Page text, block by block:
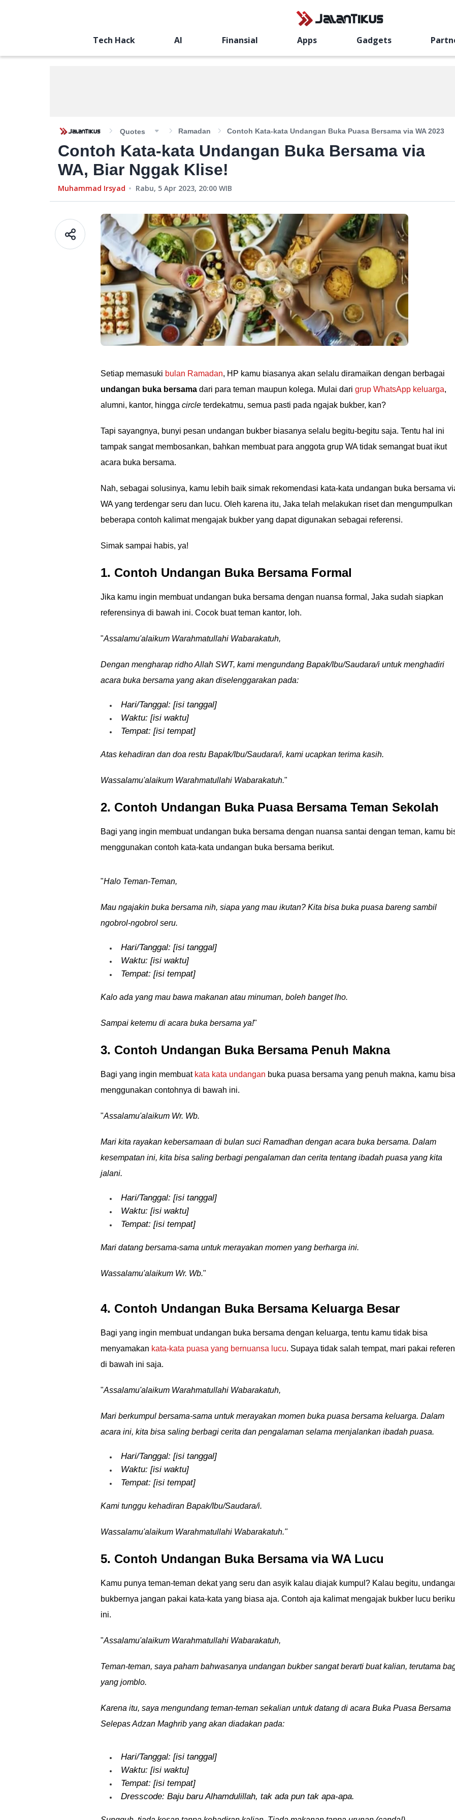
Tech Hack AI Finansial Apps Gadgets
Quotes Ramadan Contoh Kata-kata Undangan Buka Puasa Bersama via WA 2023
Contoh Kata-kata Undangan Buka Bersama via
WA, Biar Nggak Klise!
Muhammad Irsyad Rabu, 5 Apr 2023, 20:00 WIB
Setiap memasuki bulan Ramadan, HP kamu biasanya akan selalu diramaikan dengan berbagai
undangan buka bersama dari para teman maupun kolega. Mulai dari grup WhatsApp keluarga,
alumni, kantor, hingga circle terdekatmu, semua pasti pada ngajak bukber, kan?
Tapi sayangnya, bunyi pesan undangan bukber biasanya selalu begitu-begitu saja. Tentu hal ini
tampak sangat membosankan, bahkan membuat para anggota grup WA tidak semangat buat ikut
acara buka bersama.
Nah, sebagai solusinya, kamu lebih baik simak rekomendasi kata-kata undangan buka bersama
WA yang terdengar seru dan lucu. Oleh karena itu, Jaka telah melakukan riset dan mengumpulkan
beberapa contoh kalimat mengajak bukber yang dapat digunakan sebagai referensi.
Simak sampai habis, ya!
1. Contoh Undangan Buka Bersama Formal
Jika kamu ingin membuat undangan buka bersama dengan nuansa formal, Jaka sudah siapkan
referensinya di bawah ini. Cocok buat teman kantor, loh.
"Assalamu'alaikum Warahmatullahi Wabarakatuh,
Dengan mengharap ridho Allah SWT, kami mengundang Bapak/Ibu/Saudara/i untuk menghadiri
acara buka bersama yang akan diselenggarakan pada:
Hari/Tanggal: [isi tanggal]
Waktu: [isi waktu]
Tempat: [isi tempat]
Atas kehadiran dan doa restu Bapak/Ibu/Saudara/i, kami ucapkan terima kasih.
Wassalamu'alaikum Warahmatullahi Wabarakatuh."
2. Contoh Undangan Buka Puasa Bersama Teman Sekolah
Bagi yang ingin membuat undangan buka bersama dengan nuansa santai dengan teman, kamu
menggunakan contoh kata-kata undangan buka bersama berikut.
"Halo Teman-Teman,
Mau ngajakin buka bersama nih, siapa yang mau ikutan? Kita bisa buka puasa bareng sambil
ngobrol-ngobrol seru.
Hari/Tanggal: [isi tanggal]
Waktu: [isi waktu]
Tempat: [isi tempat]
Kalo ada yang mau bawa makanan atau minuman, boleh banget lho.
Sampai ketemu di acara buka bersama ya!"
3. Contoh Undangan Buka Bersama Penuh Makna
Bagi yang ingin membuat kata kata undangan buka puasa bersama yang penuh makna, kamu bisa
menggunakan contohnya di bawah ini.
"Assalamu'alaikum Wr. Wb.
Mari kita rayakan kebersamaan di bulan suci Ramadhan dengan acara buka bersama. Dalam
kesempatan ini, kita bisa saling berbagi pengalaman dan cerita tentang ibadah puasa yang kita
jalani.
Hari/Tanggal: [isi tanggal]
Waktu: [isi waktu]
Tempat: [isi tempat]
Mari datang bersama-sama untuk merayakan momen yang berharga ini.
Wassalamu'alaikum Wr. Wb."
4. Contoh Undangan Buka Bersama Keluarga Besar
Bagi yang ingin membuat undangan buka bersama dengan keluarga, tentu kamu tidak bisa
menyamakan kata-kata puasa yang bernuansa lucu. Supaya tidak salah tempat, mari pakai
di bawah ini saja.
"Assalamu'alaikum Warahmatullahi Wabarakatuh,
Mari berkumpul bersama-sama untuk merayakan momen buka puasa bersama keluarga. Dalam
acara ini, kita bisa saling berbagi cerita dan pengalaman selama menjalankan ibadah puasa.
Hari/Tanggal: [isi tanggal]
Waktu: [isi waktu]
Tempat: [isi tempat]
Kami tunggu kehadiran Bapak/Ibu/Saudara/i.
Wassalamu'alaikum Warahmatullahi Wabarakatuh."
5. Contoh Undangan Buka Bersama via WA Lucu
Kamu punya teman-teman dekat yang seru dan asyik kalau diajak kumpul? Kalau begitu,
bukbernya jangan pakai kata-kata yang biasa aja. Contoh aja kalimat mengajak bukber lucu
ini.
"Assalamu'alaikum Warahmatullahi Wabarakatuh,
Teman-teman, saya paham bahwasanya undangan bukber sangat berarti buat kalian, terutama
yang jomblo.
Karena itu, saya mengundang teman-teman sekalian untuk datang di acara Buka Puasa Bersama
Selepas Adzan Maghrib yang akan diadakan pada:
Hari/Tanggal: [isi tanggal]
Waktu: [isi waktu]
Tempat: [isi tempat]
Dresscode: Baju baru Alhamdulillah, tak ada pun tak apa-apa.